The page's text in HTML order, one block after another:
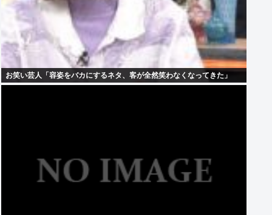
お笑い芸人「容姿をバカにするネタ、客が全然笑わなくなってきた」